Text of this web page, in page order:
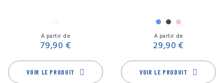
Blanc
A partir de
79,90 €
VOIR LE PRODUIT
BleuNoirRose
A partir de
29,90 €
VOIR LE PRODUIT